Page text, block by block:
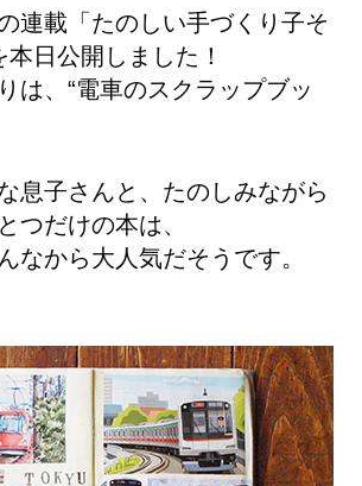
連載「たのしい手づくり子そ
日公開しました！
は、“電車のスクラップブッ
息子さんと、たのしみながら
つだけの本は、
なから大人気だそうです。